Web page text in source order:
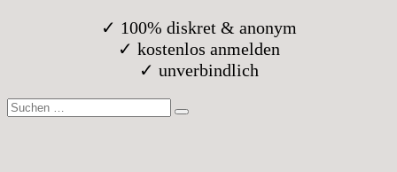
✓ 100% diskret & anonym
✓ kostenlos anmelden
✓ unverbindlich
Suche
nach: